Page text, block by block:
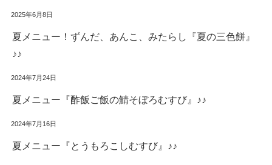
2025年6月8日
夏メニュー！ずんだ、あんこ、みたらし『夏の三色餅』
♪♪
2024年7月24日
夏メニュー『酢飯ご飯の鯖そぼろむすび』♪♪
2024年7月16日
夏メニュー『とうもろこしむすび』♪♪